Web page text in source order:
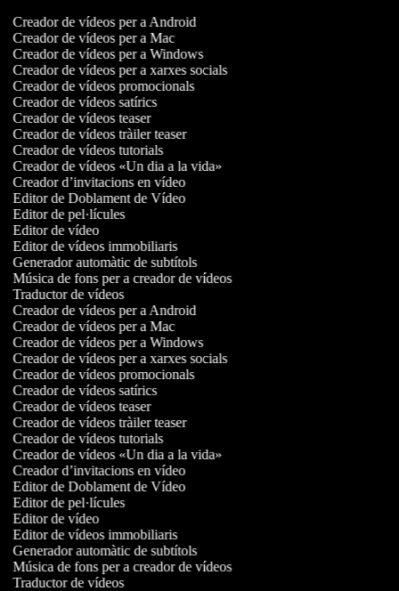
Creador de vídeos per a Android
Creador de vídeos per a Mac
Creador de vídeos per a Windows
Creador de vídeos per a xarxes socials
Creador de vídeos promocionals
Creador de vídeos satírics
Creador de vídeos teaser
Creador de vídeos tràiler teaser
Creador de vídeos tutorials
Creador de vídeos «Un dia a la vida»
Creador d’invitacions en vídeo
Editor de Doblament de Vídeo
Editor de pel·lícules
Editor de vídeo
Editor de vídeos immobiliaris
Generador automàtic de subtítols
Música de fons per a creador de vídeos
Traductor de vídeos
Creador de vídeos per a Android
Creador de vídeos per a Mac
Creador de vídeos per a Windows
Creador de vídeos per a xarxes socials
Creador de vídeos promocionals
Creador de vídeos satírics
Creador de vídeos teaser
Creador de vídeos tràiler teaser
Creador de vídeos tutorials
Creador de vídeos «Un dia a la vida»
Creador d’invitacions en vídeo
Editor de Doblament de Vídeo
Editor de pel·lícules
Editor de vídeo
Editor de vídeos immobiliaris
Generador automàtic de subtítols
Música de fons per a creador de vídeos
Traductor de vídeos